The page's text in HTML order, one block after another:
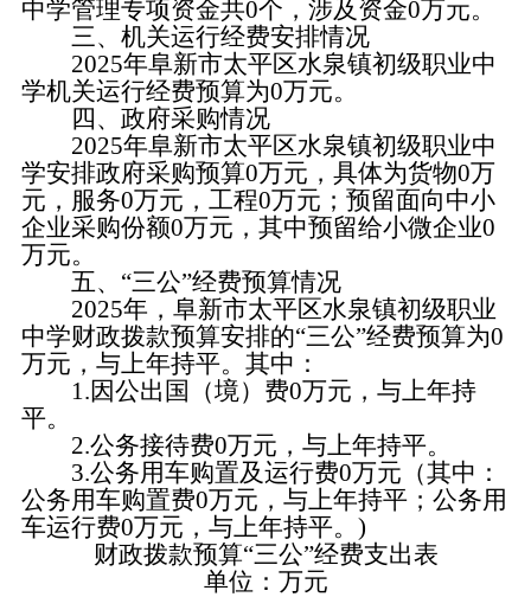
中学管理专项资金共0个，涉及资金0万元。
三、机关运行经费安排情况
2025年阜新市太平区水泉镇初级职业中
学机关运行经费预算为0万元。
四、政府采购情况
2025年阜新市太平区水泉镇初级职业中
学安排政府采购预算0万元，具体为货物0万
元，服务0万元，工程0万元；预留面向中小
企业采购份额0万元，其中预留给小微企业0
万元。
五、“三公”经费预算情况
2025年，阜新市太平区水泉镇初级职业
中学财政拨款预算安排的“三公”经费预算为0
万元，与上年持平。其中：
1.因公出国（境）费0万元，与上年持
平。
2.公务接待费0万元，与上年持平。
3.公务用车购置及运行费0万元（其中：
公务用车购置费0万元，与上年持平；公务用
车运行费0万元，与上年持平。)
财政拨款预算“三公”经费支出表
单位：万元